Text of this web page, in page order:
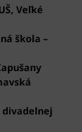
Veľké
škola –
divadelnej